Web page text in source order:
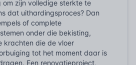
om zijn volledige sterkte te
dat uithardingsproces? Dan
of complete
onder die bekisting,
krachten die de vloer
tot het moment daar is
Een renovatieproject,